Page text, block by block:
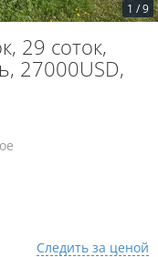
1 /9
29 соток,
27000USD,
Следить за ценой